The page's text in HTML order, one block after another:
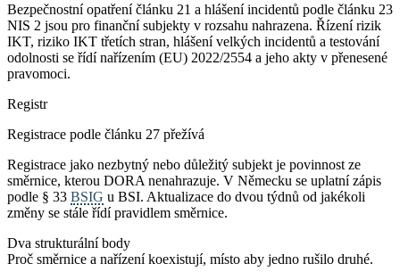
Bezpečnostní opatření článku 21 a hlášení incidentů podle článku 23
NIS 2 jsou pro finanční subjekty v rozsahu nahrazena. Řízení rizik
IKT, riziko IKT třetích stran, hlášení velkých incidentů a testování
odolnosti se řídí nařízením (EU) 2022/2554 a jeho akty v přenesené
pravomoci.
Registr
Registrace podle článku 27 přežívá
Registrace jako nezbytný nebo důležitý subjekt je povinnost ze
směrnice, kterou DORA nenahrazuje. V Německu se uplatní zápis
podle § 33 BSIG u BSI. Aktualizace do dvou týdnů od jakékoli
změny se stále řídí pravidlem směrnice.
Dva strukturální body
Proč směrnice a nařízení koexistují, místo aby jedno rušilo druhé.